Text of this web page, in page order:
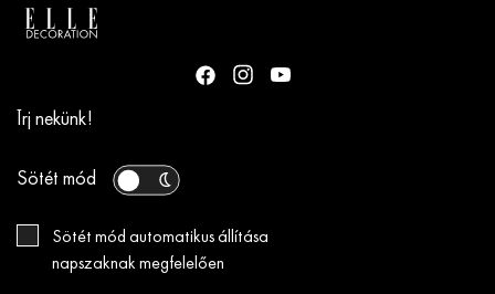
Írj nekünk!
Sötét mód
Sötét mód automatikus állítása
napszaknak megfelelően